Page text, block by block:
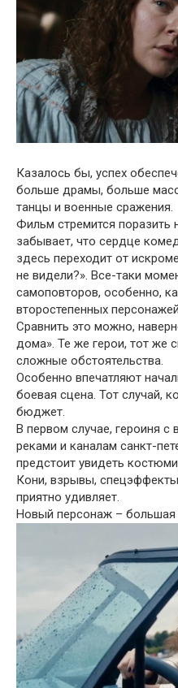
Казалось бы, успех
больше драмы, больше
танцы и военные сражения.
Фильм стремится поразить
забывает, что сердце
здесь переходит от
не видели?». Все-таки
самоповторов, особенно,
второстепенных
Сравнить это можно,
дома». Те же герои, тот же
сложные обстоятельства.
Особенно впечатляют
боевая сцена. Тот случай,
бюджет.
В первом случае, героиня с
реками и каналам санкт-
предстоит увидеть
Кони, взрывы,
приятно удивляет.
Новый персонаж – большая